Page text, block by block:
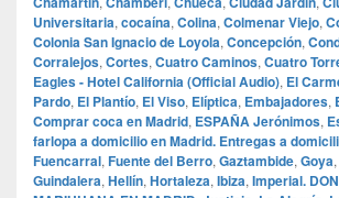
Universitaria, cocaína, Colina, Colmenar Viejo,
Colonia San Ignacio de Loyola, Concepción,
Corralejos, Cortes, Cuatro Caminos, Cuatro
Eagles - Hotel California (Official Audio), El
Pardo, El Plantío, El Viso, Elíptica, Embajadores,
Comprar coca en Madrid, ESPAÑA Jerónimos,
farlopa a domicilio en Madrid. Entregas a
Fuencarral, Fuente del Berro, Gaztambide, Goya,
Guindalera, Hellín, Hortaleza, Ibiza, Imperial.